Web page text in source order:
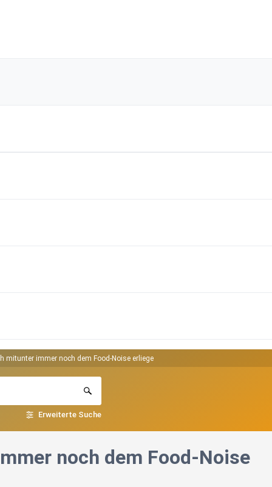
mitunter immer noch dem Food-Noise erliege
Erweiterte Suche
noch dem Food-Noise